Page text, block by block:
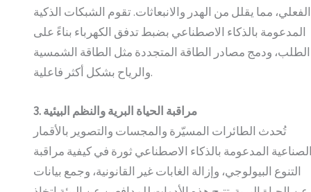
الفعلي، مما يقلل من الهدر والانبعاثات. تقوم الشبكات الذكية
المدعومة بالذكاء الاصطناعي بضبط تدفق الكهرباء بناءً على
الطلب، ودمج مصادر الطاقة المتجددة مثل الطاقة الشمسية
والرياح بشكل أكثر فاعلية.
3. مراقبة الحياة البرية والنظم البيئية
تُحدث الطائرات المسيّرة والمجسات والتصوير بالأقمار
المدعومة بالذكاء الاصطناعي ثورة في كيفية مراقبة
التنوع البيولوجي، وإزالة الغابات غير القانونية، وجمع بيانات